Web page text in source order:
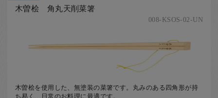
木曽桧 角丸天削菜箸
008-KSOS-02-UN
木曽桧を使用した、無塗装の菜箸です。丸みのある四角形が持
ち易く、日常のお料理に最適です。